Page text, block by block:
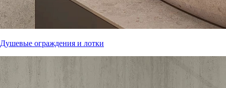
Душевые ограждения и лотки